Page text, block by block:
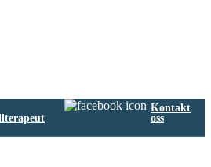
Kontakt
oss